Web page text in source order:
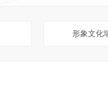
形象文化